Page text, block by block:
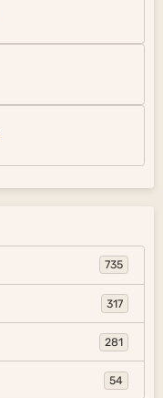
735
317
281
54